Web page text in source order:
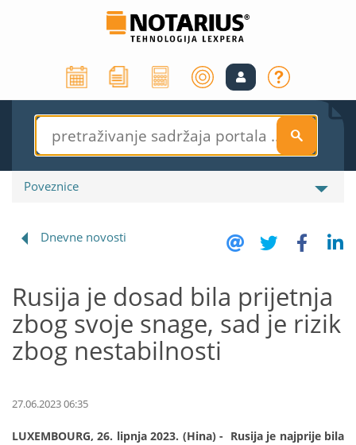
S
Poveznice
Dnevne novosti
Rusija je dosad bila prijetnja
zbog svoje snage, sad je rizik
zbog nestabilnosti
27.06.2023 06:35
LUXEMBOURG, 26. lipnja 2023. (Hina) - Rusija je najprije bila